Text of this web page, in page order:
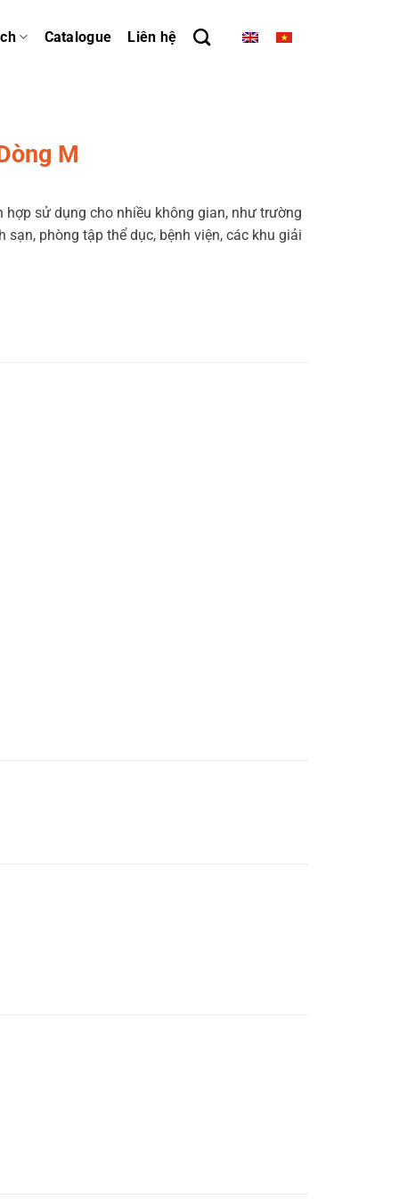
Catalogue Liên hệ
M
hợp sử dụng cho nhiều không gian, như trường
sạn, phòng tập thể dục, bệnh viện, các khu giải